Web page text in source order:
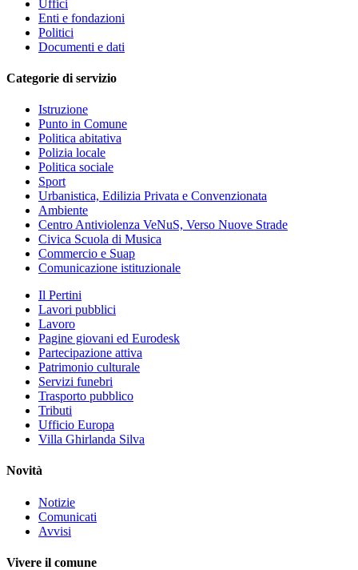
Uffici
Enti e fondazioni
Politici
Documenti e dati
Categorie di servizio
Istruzione
Punto in Comune
Politica abitativa
Polizia locale
Politica sociale
Sport
Urbanistica, Edilizia Privata e Convenzionata
Ambiente
Centro Antiviolenza VeNuS, Verso Nuove Strade
Civica Scuola di Musica
Commercio e Suap
Comunicazione istituzionale
Il Pertini
Lavori pubblici
Lavoro
Pagine giovani ed Eurodesk
Partecipazione attiva
Patrimonio culturale
Servizi funebri
Trasporto pubblico
Tributi
Ufficio Europa
Villa Ghirlanda Silva
Novità
Notizie
Comunicati
Avvisi
Vivere il comune